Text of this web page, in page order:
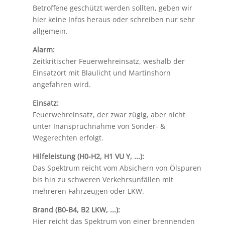
Betroffene geschützt werden sollten, geben wir
hier keine Infos heraus oder schreiben nur sehr
allgemein.
Alarm:
Zeitkritischer Feuerwehreinsatz, weshalb der
Einsatzort mit Blaulicht und Martinshorn
angefahren wird.
Einsatz:
Feuerwehreinsatz, der zwar zügig, aber nicht
unter Inanspruchnahme von Sonder- &
Wegerechten erfolgt.
Hilfeleistung (H0-H2, H1 VU Y, ...):
Das Spektrum reicht vom Absichern von Ölspuren
bis hin zu schweren Verkehrsunfällen mit
mehreren Fahrzeugen oder LKW.
Brand (B0-B4, B2 LKW, ...):
Hier reicht das Spektrum von einer brennenden